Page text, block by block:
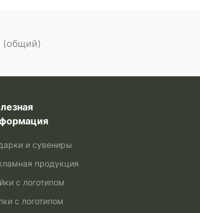
(общий)
и сувениры
продукция
с логотипом
с логотипом